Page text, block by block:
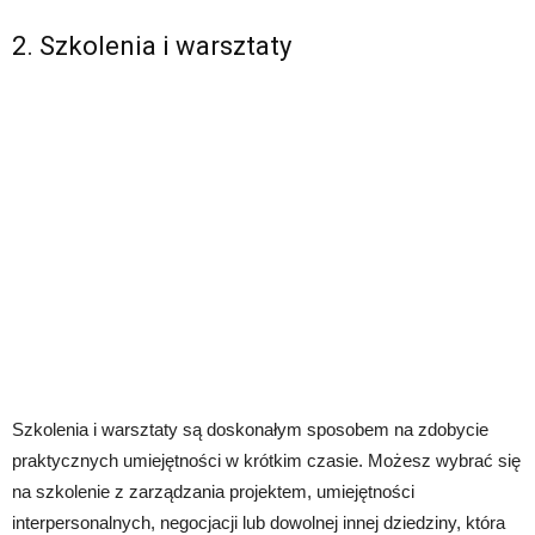
2. Szkolenia i warsztaty
Szkolenia i warsztaty są doskonałym sposobem na zdobycie
praktycznych umiejętności w krótkim czasie. Możesz wybrać się
na szkolenie z zarządzania projektem, umiejętności
interpersonalnych, negocjacji lub dowolnej innej dziedziny, która